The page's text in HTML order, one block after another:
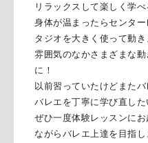
リラックスして楽しく学
身体が温まったらセンタ
タジオを大きく使って動
雰囲気のなかさまざまな
に！
以前習っていたけどまた
バレエを丁寧に学び直し
ぜひ一度体験レッスンに
ながらバレエ上達を目指